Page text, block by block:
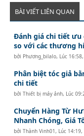
BÀI VIẾT LIÊN QUAN
Đánh giá chi tiết ưu
so với các thương
bởi Phương_bilalo, Lúc
Phân biệt tóc giả
chi tiết
bởiThiết bị máy ảnh, Lúc
Chuyển Hàng Từ
Nhanh Chóng, Giá
bởiThành Vinh01, Lúc